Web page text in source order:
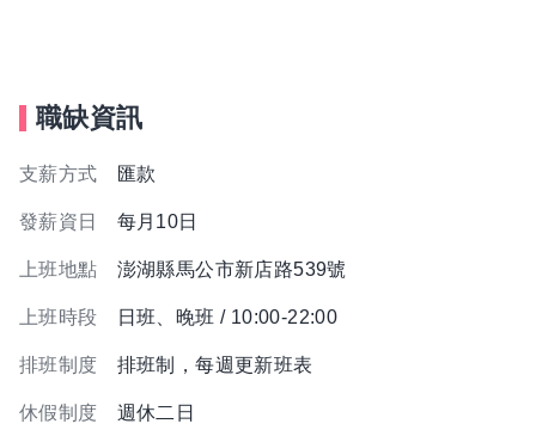
職缺資訊
支薪方式 匯款
發薪資日 每月10日
上班地點 澎湖縣馬公市新店路539號
上班時段 日班、晚班 / 10:00-22:00
排班制度 排班制，每週更新班表
休假制度 週休二日